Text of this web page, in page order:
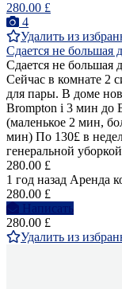
280.00 £
4
Удалить из
Сдается не большая
Сдается не большая
Сейчас в комнате 2
для пары. В доме
Brompton i 3 мин до
(маленькое 2 мин,
мин) По 130£ в
генеральной
280.00 £
1 год назад Аренда
280.00 £
Написать
280.00 £
Удалить из